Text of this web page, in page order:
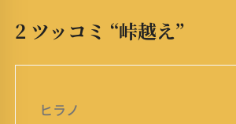
2 ツッコミ “峠越え”
ヒラノ